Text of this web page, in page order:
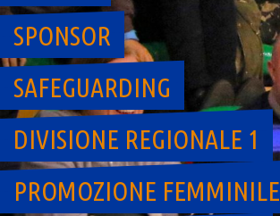
SPONSOR
SAFEGUARDING
DIVISIONE REGIONALE 1
PROMOZIONE FEMMINILE